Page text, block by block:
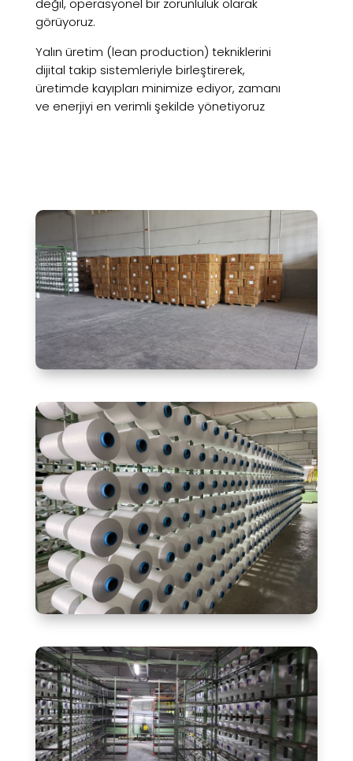
değil, operasyonel bir zorunluluk olarak
görüyoruz.
Yalın üretim (lean production) tekniklerini
dijital takip sistemleriyle birleştirerek,
üretimde kayıpları minimize ediyor, zamanı
ve enerjiyi en verimli şekilde yönetiyoruz